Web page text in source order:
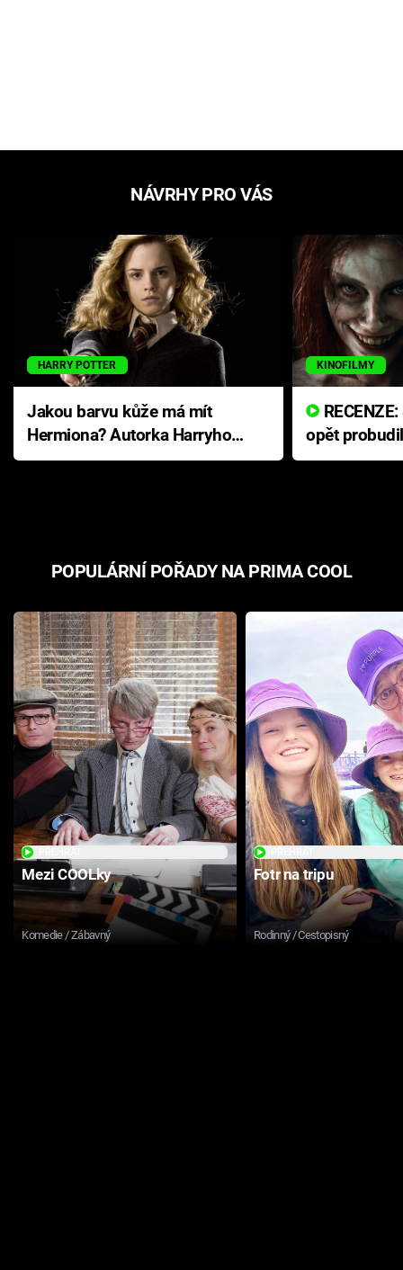
NÁVRHY PRO VÁS
HARRY POTTER
Jakou barvu kůže má mít
Hermiona? Autorka Harryho
Pottera přišla s ráznou
KINOFILMY
opět
přichází s
POPULÁRNÍ POŘADY NA PRIMA COOL
Mezi COOLky
Komedie / Zábavný
Fotr na tripu
Rodinný / Cestopisný